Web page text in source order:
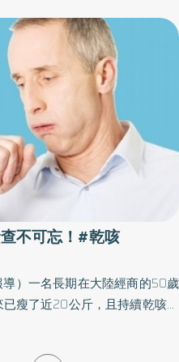
可分為四期包括：雷諾氏期、
：大部分患者先有手指發白、
主要是因為動脈窄縮導致手指
恢復時手指發紅。「廣泛型全
指、腳趾逐漸浮腫、僵硬進入
硬化症」通常出現雷諾氏現象
「浮腫期」。部分男性患者無雷
快速硬化，演變成廣泛型全身
重，預後也較差。浮腫期：患
伴有關節腫脹、疼痛，而臉頸
奇癢無比。關節腫痛及快速嚴
硬化症」，而「局部型全身進
不自覺。硬化期：皮膚由四肢
有時皮膚如胡椒鹽，呈現色素
態。更值得留意的是硬皮症患
主因。罕見自體免疫疾病台大
明，硬皮症是一種罕見的自體
分為局部性硬皮症及全身性硬
小塊皮膚產生硬化，而全身性
教授指出，硬皮症皮膚表徵明
死亡的其實是肺部的侵犯，像是
常併發的間質性肺病就是肺纖
併發間質性肺病，導致肺部發
化現象，重創肺部功能。長期
，但有相當高的機率併發肺部
不明顯，患者常誤認為是感
期可能會有無痰乾咳症狀，接
後期，即便在平地走動也會上
能臥床仰賴家人照料。期間若
能檢測、肺部高解像度電腦斷
不可忘！#乾咳
導）一名長期在大陸經商的50歲
瘦了近20公斤，且持續乾咳一